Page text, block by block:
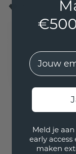
Wij
Ring Michelle
EMail
Meld je
early
maken